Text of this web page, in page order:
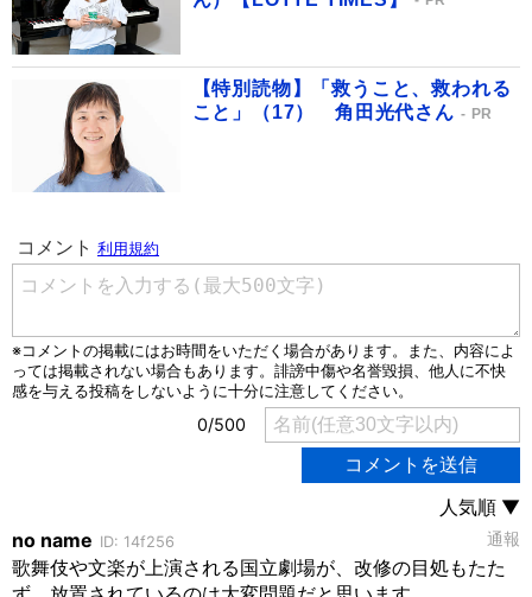
【特別読物】「救うこと、救われる
こと」（17） 角田光代さん
PR